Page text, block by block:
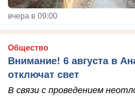
вчера в 09:00
Общество
Внимание! 6 августа в
отключат свет
В связи с проведением